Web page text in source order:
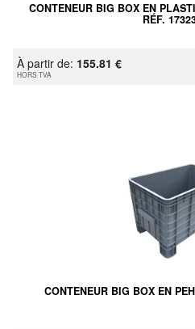
CONTENEUR BIG BOX EN
RÉF.
À partir de: 155.81 €
HORS TVA
CONTENEUR BIG BOX EN